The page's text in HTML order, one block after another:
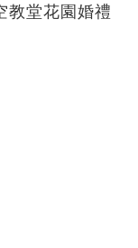
教堂花園婚禮